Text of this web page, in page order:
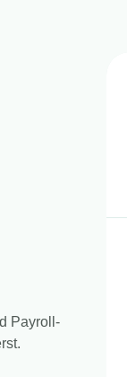
Payroll-